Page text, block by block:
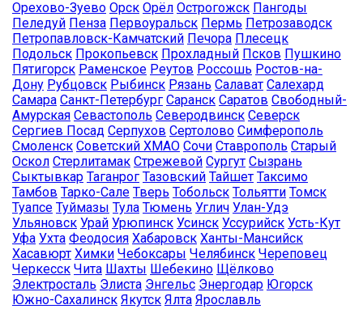
Орехово-Зуево Орск Орёл Острогожск Пангоды
Пеледуй Пенза Первоуральск Пермь Петрозаводск
Петропавловск-Камчатский Печора Плесецк
Подольск Прокопьевск Прохладный Псков Пушкино
Пятигорск Раменское Реутов Россошь Ростов-на-
Дону Рубцовск Рыбинск Рязань Салават Салехард
Самара Санкт-Петербург Саранск Саратов Свободный-
Амурская Севастополь Северодвинск Северск
Сергиев Посад Серпухов Сертолово Симферополь
Смоленск Советский ХМАО Сочи Ставрополь Старый
Оскол Стерлитамак Стрежевой Сургут Сызрань
Сыктывкар Таганрог Тазовский Тайшет Таксимо
Тамбов Тарко-Сале Тверь Тобольск Тольятти Томск
Туапсе Туймазы Тула Тюмень Углич Улан-Удэ
Ульяновск Урай Урюпинск Усинск Уссурийск Усть-Кут
Уфа Ухта Феодосия Хабаровск Ханты-Мансийск
Хасавюрт Химки Чебоксары Челябинск Череповец
Черкесск Чита Шахты Шебекино Щёлково
Электросталь Элиста Энгельс Энергодар Югорск
Южно-Сахалинск Якутск Ялта Ярославль